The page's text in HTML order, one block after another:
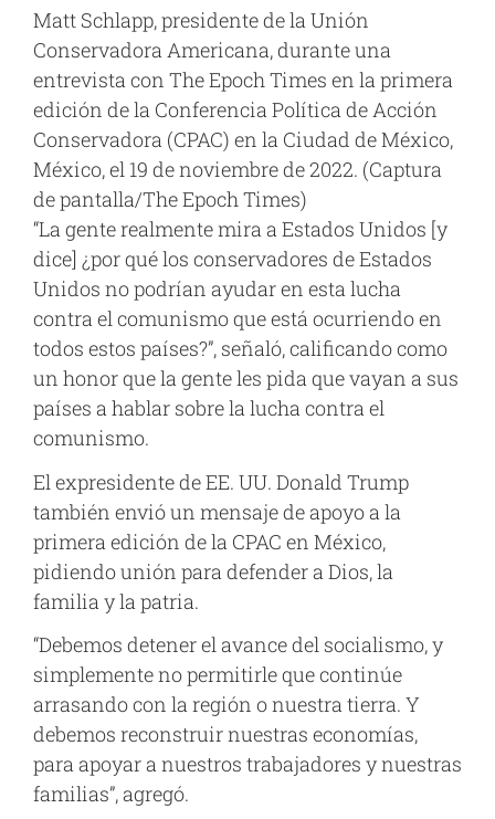
Matt Schlapp, presidente de la Unión
Conservadora Americana, durante una
entrevista con The Epoch Times en la primera
edición de la Conferencia Política de Acción
Conservadora (CPAC) en la Ciudad de México,
México, el 19 de noviembre de 2022. (Captura
de pantalla/The Epoch Times)
“La gente realmente mira a Estados Unidos [y
dice] ¿por qué los conservadores de Estados
Unidos no podrían ayudar en esta lucha
contra el comunismo que está ocurriendo en
todos estos países?”, señaló, calificando como
un honor que la gente les pida que vayan a sus
países a hablar sobre la lucha contra el
comunismo.
El expresidente de EE. UU. Donald Trump
también envió un mensaje de apoyo a la
primera edición de la CPAC en México,
pidiendo unión para defender a Dios, la
familia y la patria.
“Debemos detener el avance del socialismo, y
simplemente no permitirle que continúe
arrasando con la región o nuestra tierra. Y
debemos reconstruir nuestras economías,
para apoyar a nuestros trabajadores y nuestras
familias”, agregó.